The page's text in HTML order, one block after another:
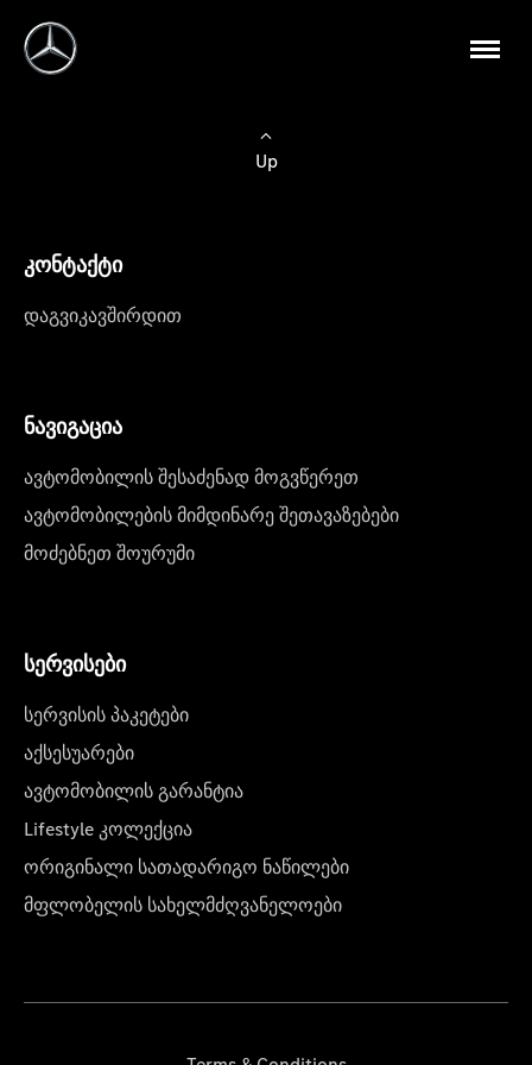
Up
კონტაქტი
დაგვიკავშირდით
ნავიგაცია
ავტომობილის შესაძენად მოგვწერეთ
ავტომობილების მიმდინარე შეთავაზებები
მოძებნეთ შოურუმი
სერვისები
სერვისის პაკეტები
აქსესუარები
ავტომობილის გარანტია
Lifestyle კოლექცია
ორიგინალი სათადარიგო ნაწილები
მფლობელის სახელმძღვანელოები